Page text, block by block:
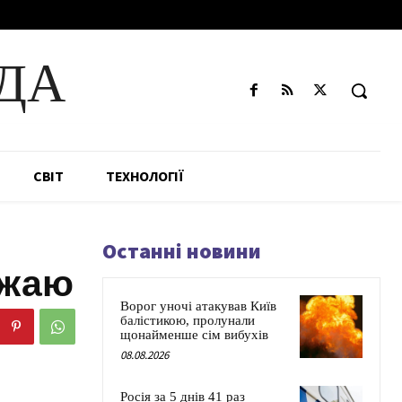
СВІТ ТЕХНОЛОГІЇ
Останні новини
Ворог уночі атакував Київ
балістикою, пролунали
щонайменше сім вибухів
08.08.2026
Росія за 5 днів 41 раз